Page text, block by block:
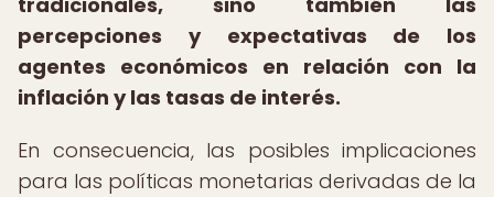
percepciones y expectativas de los
agentes económicos en relación con la
inflación y las tasas de interés.
En consecuencia, las posibles implicaciones
para las políticas monetarias derivadas de la